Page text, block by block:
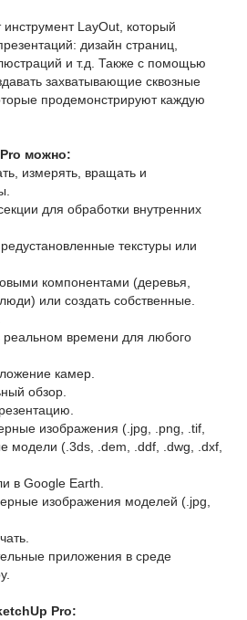
инструмент LayOut, который
дизайн страниц,
и т.д. Также с помощью
захватывающие сквозные
продемонстрируют каждую
можно:
измерять, вращать и
для обработки внутренних
текстуры или
компонентами (деревья,
или создать собственные.
реальном времени для любого
камер.
обзор.
изображения (.jpg, .png, .tif,
модели (.3ds, .dem, .ddf, .dwg, .dxf,
в Google Earth.
изображения моделей (.jpg,
приложения в среде
Pro: